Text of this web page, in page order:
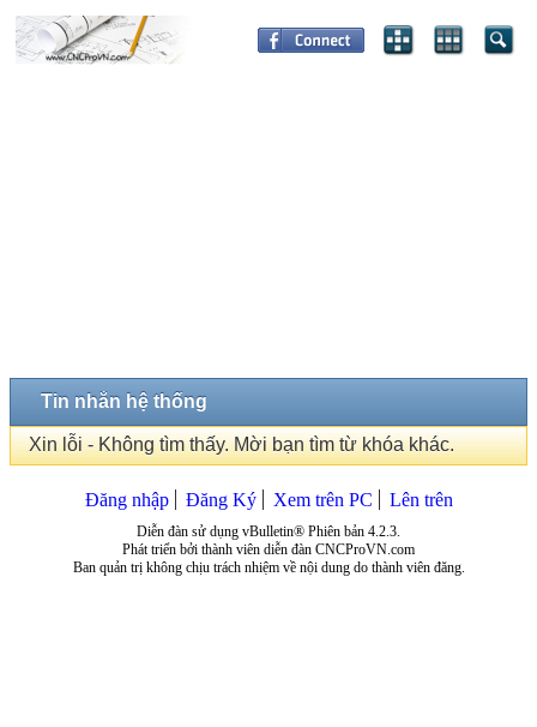
Tin nhắn hệ thống
Xin lỗi - Không tìm thấy. Mời bạn tìm từ khóa khác.
Đăng nhập Đăng Ký Xem trên PC Lên trên
Diễn đàn sử dụng vBulletin® Phiên bản 4.2.3.
Phát triển bởi thành viên diễn đàn CNCProVN.com
Ban quản trị không chịu trách nhiệm về nội dung do thành viên đăng.